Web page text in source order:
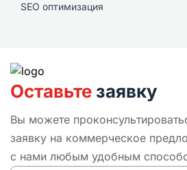
SEO оптимизация
Оставьте заявку
Вы можете
заявку на коммерческое
с нами любым удобным